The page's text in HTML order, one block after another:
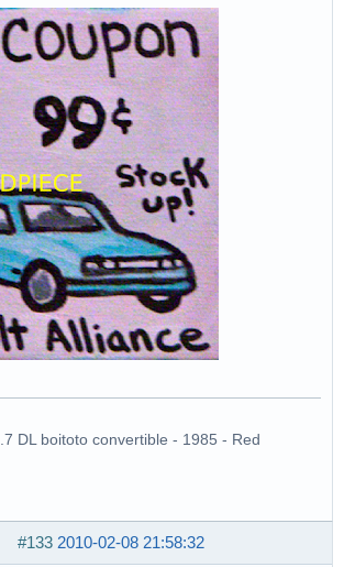
DL boitoto convertible - 1985 - Red
#133 2010-02-08 21:58:32